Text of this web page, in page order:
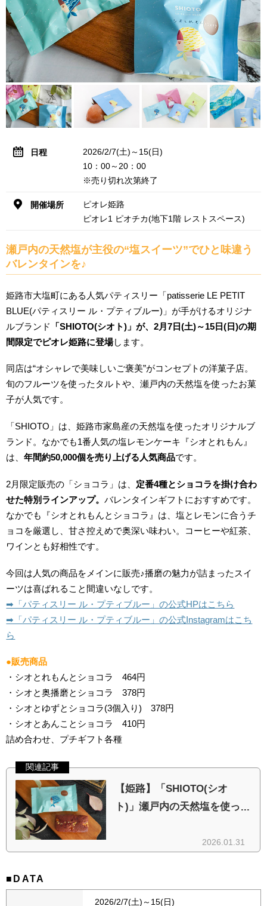
日程
2026/2/7(土)～15(日)
10：00～20：00
※売り切れ次第終了
開催場所
ピオレ姫路
ピオレ1 ピオチカ(地下1階 レストスペース)
瀬戸内の天然塩が主役の“塩スイーツ”でひと味違う
バレンタインを♪
姫路市大塩町にある人気パティスリー「patisserie LE PETIT
BLUE(パティスリー ル・プティブルー)」が手がけるオリジナ
ルブランド
「SHIOTO(シオト)」が、2月7日(土)～15日(日)の期
間限定でピオレ姫路に登場します。
同店は“オシャレで美味しいご褒美”がコンセプトの洋菓子店。
旬のフルーツを使ったタルトや、瀬戸内の天然塩を使ったお菓
子が人気です。
「SHIOTO」は、姫路市家島産の天然塩を使ったオリジナルブ
ランド。なかでも1番人気の塩レモンケーキ『シオとれもん』
は、年間約50,000個を売り上げる人気商品です。
2月限定販売の「ショコラ」は、 定番4種とショコラを掛け合わ
せた特別ラインアップ。バレンタインギフトにおすすめです。
なかでも『シオとれもんとショコラ』は、塩とレモンに合うチ
ョコを厳選し、甘さ控えめで奥深い味わい。コーヒーや紅茶、
ワインとも好相性です。
今回は人気の商品をメインに販売♪播磨の魅力が詰まったスイ
ーツは喜ばれること間違いなしです。
➡︎「パティスリー ル・プティブルー」の公式HPはこちら
➡︎「パティスリー ル・プティブルー」の公式Instagramはこち
ら
●販売商品
・シオとれもんとショコラ 464円
・シオと奥播磨とショコラ 378円
・シオとゆずとショコラ(3個入り) 378円
・シオとあんことショコラ 410円
詰め合わせ、プチギフト各種
■DATA
2026/2/7(土)～15(日)